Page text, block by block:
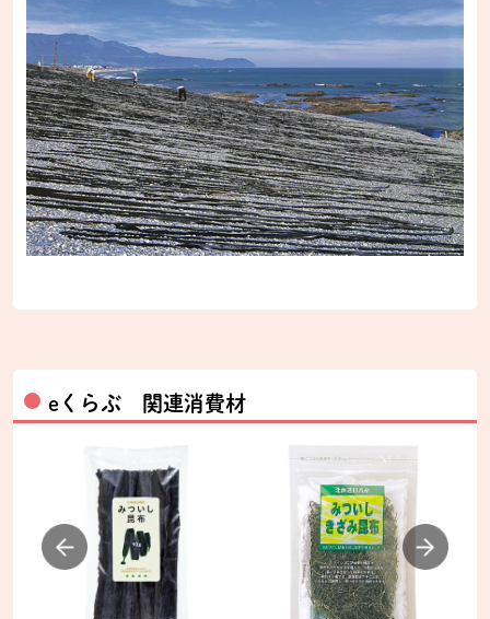
eくらぶ 関連消費材